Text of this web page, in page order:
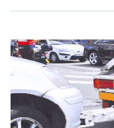
7.社員（従業者）の個
人事･勤怠･健康・労務
退職関連処理等の各種
業員同士の連絡のため
8.取引先個人情報